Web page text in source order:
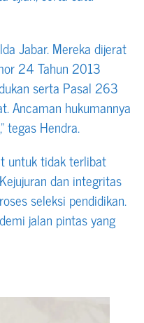
Jabar. Mereka dijerat
24 Tahun 2013
serta Pasal 263
Ancaman hukumannya
tegas Hendra.
untuk tidak terlibat
dan integritas
seleksi pendidikan.
jalan pintas yang